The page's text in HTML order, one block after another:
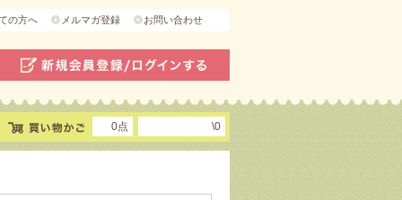
の方へ メルマガ登録 お問い合わせ
0点 \0